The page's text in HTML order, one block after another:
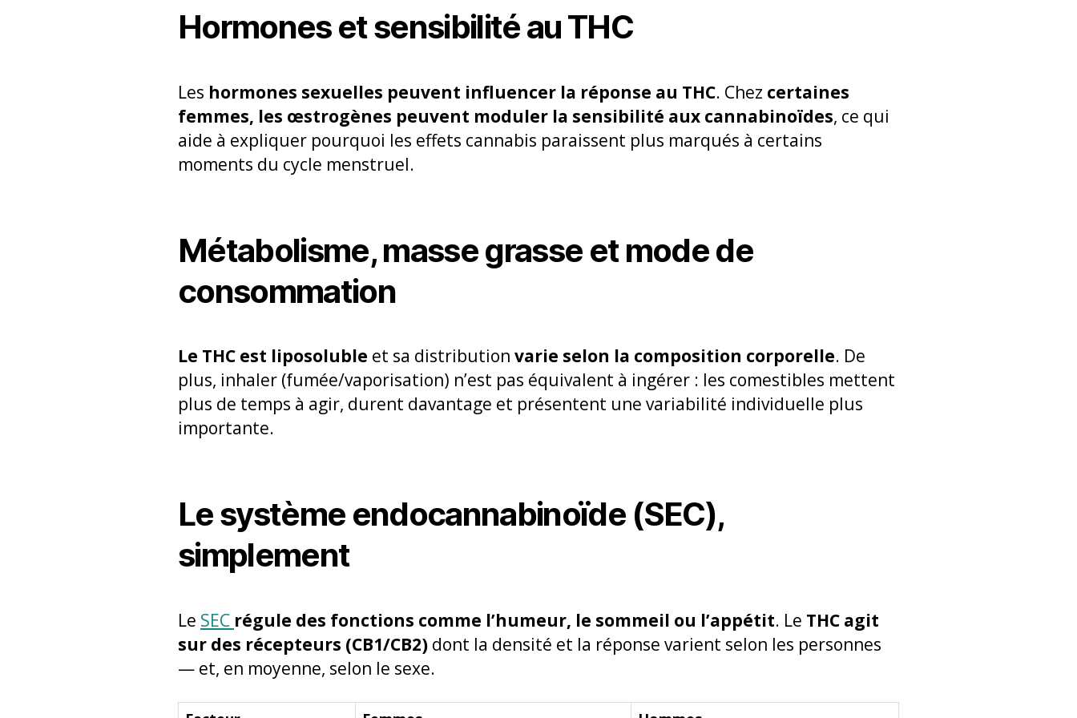
Hormones et sensibilité au THC
Les hormones sexuelles peuvent influencer la réponse au THC. Chez certaines
femmes, les œstrogènes peuvent moduler la sensibilité aux cannabinoïdes, ce qui
aide à expliquer pourquoi les effets cannabis paraissent plus marqués à certains
moments du cycle menstruel.
Métabolisme, masse grasse et mode de
consommation
Le THC est liposoluble et sa distribution varie selon la composition corporelle. De
plus, inhaler (fumée/vaporisation) n’est pas équivalent à ingérer : les comestibles mettent
plus de temps à agir, durent davantage et présentent une variabilité individuelle plus
importante.
Le système endocannabinoïde (SEC),
simplement
Le SEC régule des fonctions comme l’humeur, le sommeil ou l’appétit. Le THC agit
sur des récepteurs (CB1/CB2) dont la densité et la réponse varient selon les personnes
— et, en moyenne, selon le sexe.